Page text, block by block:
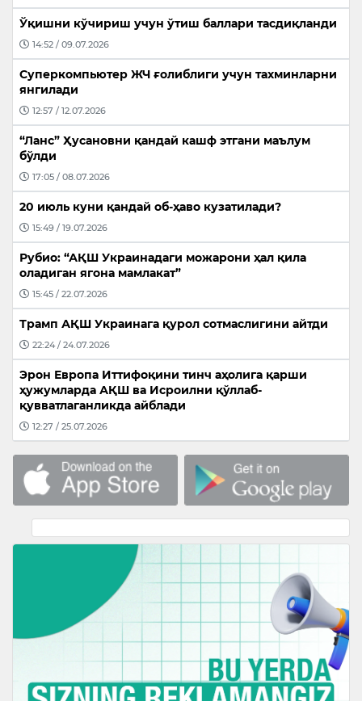
Ўқишни кўчириш учун ўтиш баллари тасдиқланди
14:52 / 09.07.2026
Суперкомпьютер ЖЧ ғолиблиги учун тахминларни
янгилади
12:57 / 12.07.2026
“Ланс” Ҳусановни қандай кашф этгани маълум
бўлди
17:05 / 08.07.2026
20 июль куни қандай об-ҳаво кузатилади?
15:49 / 19.07.2026
Рубио: “АҚШ Украинадаги можарони ҳал қила
оладиган ягона мамлакат”
15:45 / 22.07.2026
Трамп АҚШ Украинага қурол сотмаслигини айтди
22:24 / 24.07.2026
Эрон Европа Иттифоқини тинч аҳолига қарши
ҳужумларда АҚШ ва Исроилни қўллаб-
қувватлаганликда айблади
12:27 / 25.07.2026